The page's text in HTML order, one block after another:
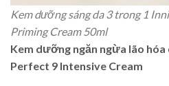
Kem dưỡng sáng da 3 trong 1
Priming Cream 50ml
Kem dưỡng ngăn ngừa lão
Perfect 9 Intensive Cream